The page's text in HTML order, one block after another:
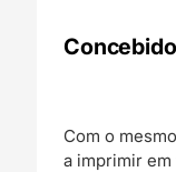
Com o
a imprimir